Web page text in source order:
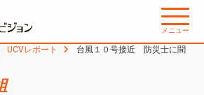
メニュー
UCVレポート
台風１０号接近 防災士に聞